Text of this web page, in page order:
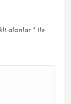
alanlar *ile